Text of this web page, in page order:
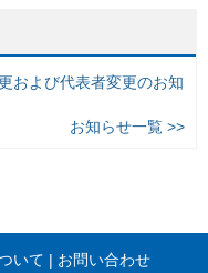
および代表者変更のお知
お知らせ一覧 >>
いて お問い合わせ